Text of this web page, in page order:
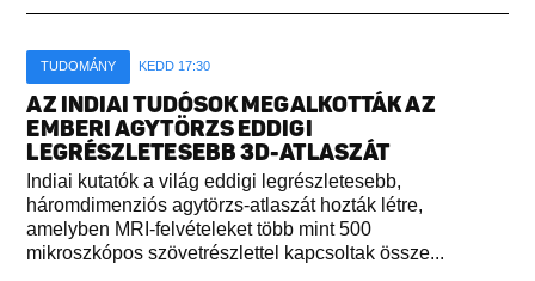
TUDOMÁNY KEDD 17:30
AZ INDIAI TUDÓSOK MEGALKOTTÁK AZ
EMBERI AGYTÖRZS EDDIGI
LEGRÉSZLETESEBB 3D-ATLASZÁT
Indiai kutatók a világ eddigi legrészletesebb,
háromdimenziós agytörzs-atlaszát hozták létre,
amelyben MRI-felvételeket több mint 500
mikroszkópos szövetrészlettel kapcsoltak össze...